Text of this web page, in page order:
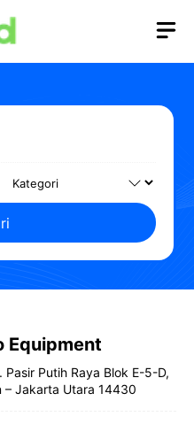
Equipment
Pasir Putih Raya Blok E-5-D,
– Jakarta Utara 14430